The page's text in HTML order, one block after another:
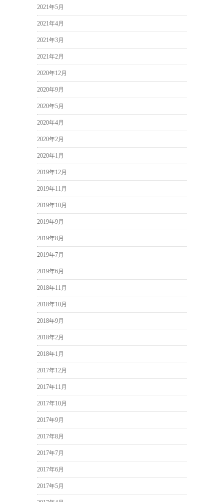
2021年5月
2021年4月
2021年3月
2021年2月
2020年12月
2020年9月
2020年5月
2020年4月
2020年2月
2020年1月
2019年12月
2019年11月
2019年10月
2019年9月
2019年8月
2019年7月
2019年6月
2018年11月
2018年10月
2018年9月
2018年2月
2018年1月
2017年12月
2017年11月
2017年10月
2017年9月
2017年8月
2017年7月
2017年6月
2017年5月